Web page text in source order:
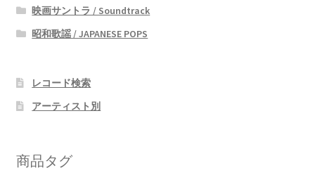
映画サントラ / Soundtrack
昭和歌謡 / JAPANESE POPS
レコード検索
アーティスト別
商品タグ